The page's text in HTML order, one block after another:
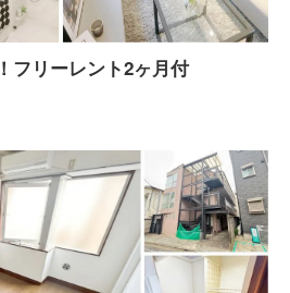
フリーレント2ヶ月付